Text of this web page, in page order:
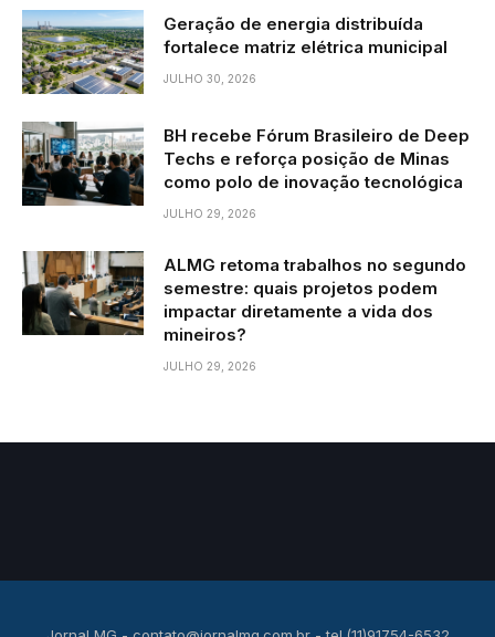
Geração de energia distribuída
fortalece matriz elétrica municipal
JULHO 30, 2026
BH recebe Fórum Brasileiro de Deep
Techs e reforça posição de Minas
como polo de inovação tecnológica
JULHO 29, 2026
ALMG retoma trabalhos no segundo
semestre: quais projetos podem
impactar diretamente a vida dos
mineiros?
JULHO 29, 2026